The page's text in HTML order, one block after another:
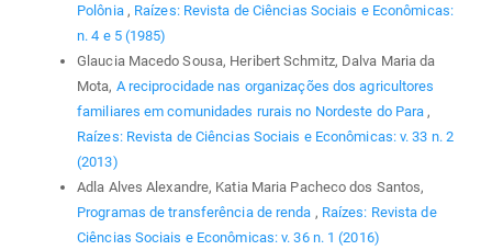
Polônia , Raízes: Revista de Ciências Sociais e Econômicas:
n. 4 e 5 (1985)
Glaucia Macedo Sousa, Heribert Schmitz, Dalva Maria da
Mota, A reciprocidade nas organizações dos agricultores
familiares em comunidades rurais no Nordeste do Para ,
Raízes: Revista de Ciências Sociais e Econômicas: v. 33 n. 2
(2013)
Adla Alves Alexandre, Katia Maria Pacheco dos Santos,
Programas de transferência de renda , Raízes: Revista de
Ciências Sociais e Econômicas: v. 36 n. 1 (2016)